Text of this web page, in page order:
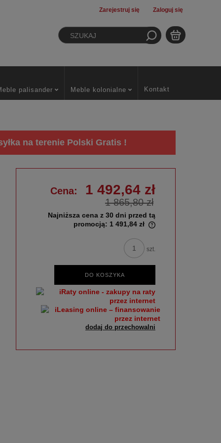
Zarejestruj się Zaloguj się
palisander Meble kolonialne Kontakt
na terenie Polski Gratis !
Cena: 1 492,64 zł
1 865,80 zł
Najniższa cena z 30 dni przed tą
promocją: 1 491,84 zł
szt.
DO KOSZYKA
dodaj do przechowalni